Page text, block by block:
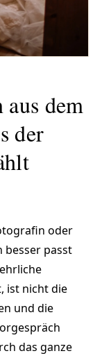
dem
der
oder
besser passt
ist nicht die
und die
das ganze